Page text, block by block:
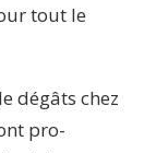
tout le
dégâts chez
pro-